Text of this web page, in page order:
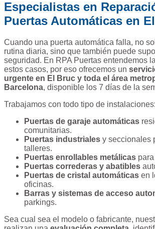
Especialistas en
Puertas Automáticas en
Cuando una puerta automática falla, no
rutina diaria, sino que también puede
seguridad. En RPA Puertas entendemos
estos casos, por eso ofrecemos un
urgente en El Bruc y toda el área
Barcelona, disponible los 7 días de la
Trabajamos con todo tipo de instalaciones:
Puertas de garaje automáticas
comunitarias.
Puertas industriales y seccionales
talleres.
Puertas enrollables metálicas
Puertas correderas y abatibles
Puertas de cristal automáticas en
oficinas.
Barras y sistemas de acceso
parkings.
Sea cual sea el modelo o fabricante,